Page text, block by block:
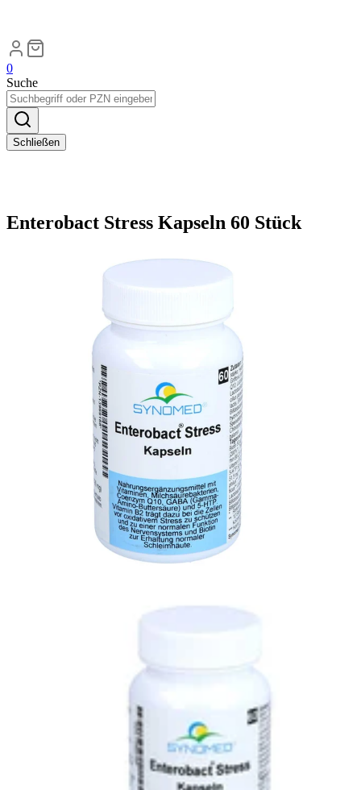
0
Suche
Schließen
Enterobact Stress Kapseln 60 Stück